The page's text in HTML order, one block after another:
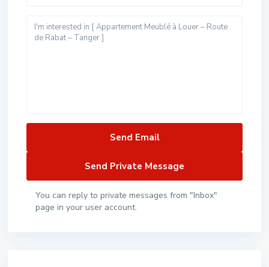
You can reply to private messages from "Inbox"
page in your user account.